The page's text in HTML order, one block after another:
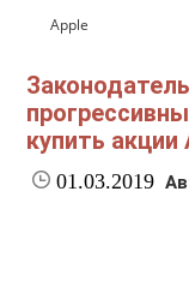
Apple
купить акции
01.03.2019